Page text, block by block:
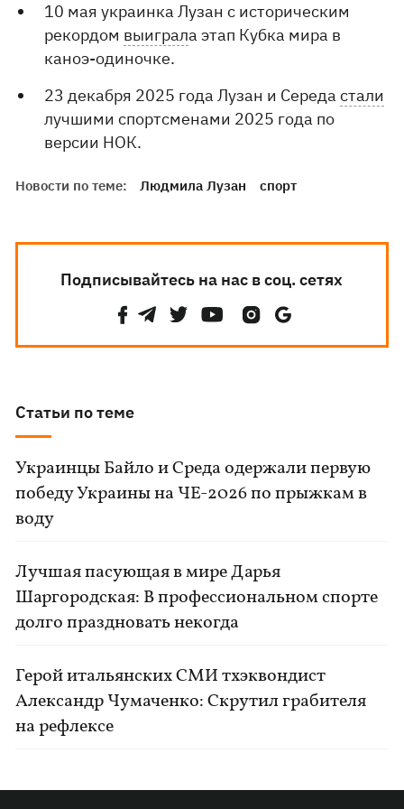
10 мая украинка Лузан с историческим
рекордом выиграла этап Кубка мира в
каноэ-одиночке.
23 декабря 2025 года Лузан и Середастали
лучшими спортсменами 2025 года по
версии НОК.
Новости по теме: Людмила Лузан спорт
Подписывайтесь на нас в соц. сетях
Статьи по теме
Украинцы Байло и Среда одержали первую
победу Украины на ЧЕ-2026 по прыжкам в
воду
Лучшая пасующая в мире Дарья
Шаргородская: В профессиональном спорте
долго праздновать некогда
Герой итальянских СМИ тхэквондист
Александр Чумаченко: Скрутил грабителя
на рефлексе